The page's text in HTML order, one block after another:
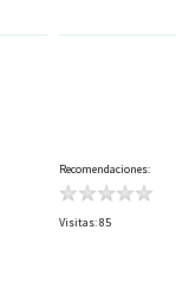
Recomendaciones:
Visitas: 85